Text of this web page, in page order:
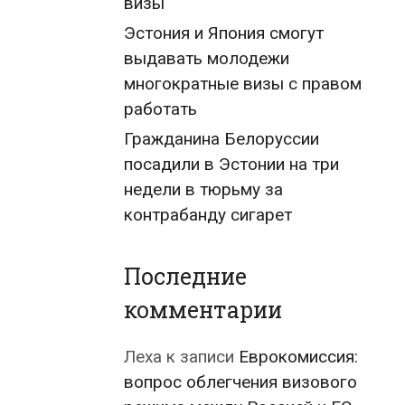
Эстония и Япония смогут
выдавать молодежи
многократные визы с правом
работать
Гражданина Белоруссии
посадили в Эстонии на три
недели в тюрьму за
контрабанду сигарет
Последние
комментарии
Леха к записи Еврокомиссия:
вопрос облегчения визового